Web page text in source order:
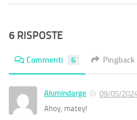
6 RISPOSTE
Commenti 6 Pingback
Alumindarge
09/05/
Ahoy, matey!